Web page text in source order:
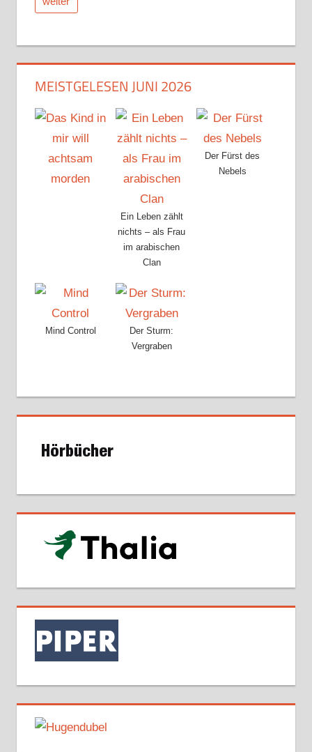
MEISTGELESEN JUNI 2026
Ein Leben zählt
nichts – als Frau
im arabischen
Clan
Der Fürst des
Nebels
Mind Control
Der Sturm:
Vergraben